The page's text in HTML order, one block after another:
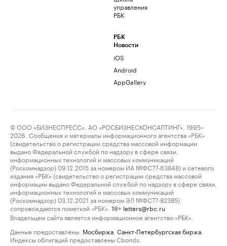
управления
РБК
РБК
Новости
iOS
Android
AppGallery
© ООО «БИЗНЕСПРЕСС», АО «РОСБИЗНЕСКОНСАЛТИНГ», 1995–
2026. Сообщения и материалы информационного агентства «РБК»
(свидетельство о регистрации средства массовой информации
выдано Федеральной службой по надзору в сфере связи,
информационных технологий и массовых коммуникаций
(Роскомнадзор) 09.12.2015 за номером ИА №ФС77-63848) и сетевого
издания «РБК» (свидетельство о регистрации средства массовой
информации выдано Федеральной службой по надзору в сфере связи,
информационных технологий и массовых коммуникаций
(Роскомнадзор) 03.12.2021 за номером ЭЛ №ФС77-82385)
сопровождаются пометкой «РБК».
18+ letters@rbc.ru
Владельцем сайта является информационное агентство «РБК».
Данные предоставлены: Мосбиржа Санкт-Петербургская биржа
Индексы облигаций предоставлены Cbonds.